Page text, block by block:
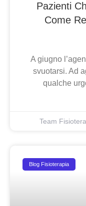
Pazienti
Come
A giugno
svuotarsi. Ad
qualche
Team
Blog Fisioterapia